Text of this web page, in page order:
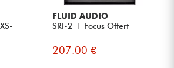
FLUID AUDIO
SRI-2 + Focus Offert
207.00 €